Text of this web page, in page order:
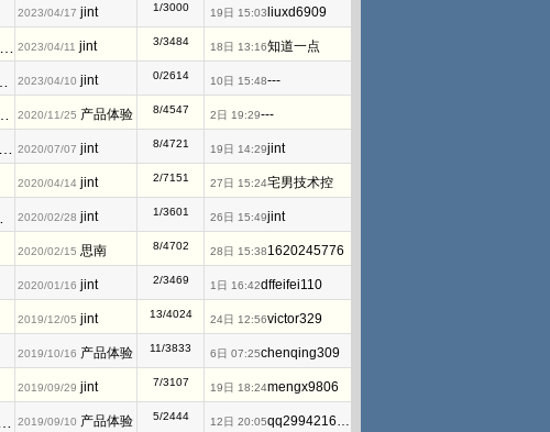
2023/04/17 jint 1/3000 19日 15:03 liuxd6909
2023/04/11 jint 3/3484 18日 13:16知道一点
2023/04/10 jint 0/2614 10日 15:48---
2020/11/25 产品体验 8/4547 2日 19:29---
2020/07/07 jint 8/4721 19日 14:29jint
2020/04/14 jint 2/7151 27日 15:24宅男技术控
2020/02/28 jint 1/3601 26日 15:49jint
2020/02/15 思南 8/4702 28日 15:381620245776
2020/01/16 jint 2/3469 1日 16:42dffeifei110
2019/12/05 jint 13/4024 24日 12:56victor329
2019/10/16 产品体验 11/3833 6日 07:25chenqing309
2019/09/29 jint 7/3107 19日 18:24mengx9806
2019/09/10 产品体验 5/2444 12日 20:05qq2994216177